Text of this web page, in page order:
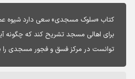
کتاب «سلوک مسجدی» سعی دارد شیوه
برای اهالی مسجد تشریح کند که چگونه آیت
توانست در مرکز فسق و فجور مسجدی را